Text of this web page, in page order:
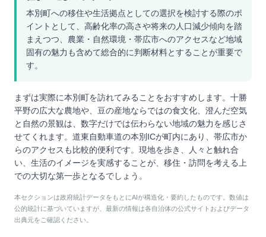
本別町への移住や生活拠点としての選択を検討する際のポ
イントとして、高齢化率の高さや将来の人口減少傾向を踏
まえつつ、農業・自然環境・帯広市へのアクセスなど地域
固有の魅力も含めて総合的に判断材料とすることが重要で
す。
まずは実際に本別町を訪れてみることをおすすめします。十勝
平野の広大な農地や、豆の産地ならではの食文化、澄んだ空気
と自然の景観は、数字だけでは伝わらない地域の魅力を感じさ
せてくれます。道東自動車道の本別ICが町内にあり、帯広市か
らのアクセスも比較的便利です。現地を歩き、人々と触れ合
い、生活のイメージを実感することが、移住・訪問を考える上
での大切な第一歩となるでしょう。
本セクションは政府統計データをもとにAIが構造化・要約したものです。数値は
公的統計に基づいていますが、最新の情報は各自治体の公式サイトおよびデータ
出典元をご確認ください。